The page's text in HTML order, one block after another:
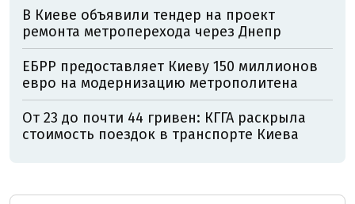
В Киеве объявили тендер на проект
ремонта метроперехода через Днепр
ЕБРР предоставляет Киеву 150 миллионов
евро на модернизацию метрополитена
От 23 до почти 44 гривен: КГГА раскрыла
стоимость поездок в транспорте Киева